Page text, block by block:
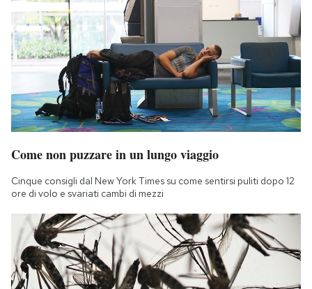
Come non puzzare in un lungo viaggio
Cinque consigli dal New York Times su come sentirsi puliti dopo 12
ore di volo e svariati cambi di mezzi